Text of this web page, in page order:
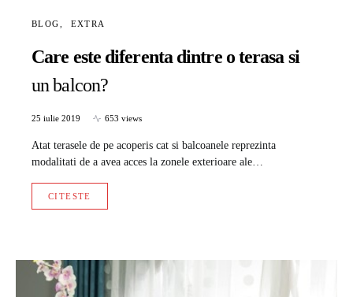
BLOG EXTRA
Care este diferenta dintre o terasa si
un balcon?
25 iulie 2019 653 views
Atat terasele de pe acoperis cat si balcoanele reprezinta
modalitati de a avea acces la zonele exterioare ale…
CITESTE